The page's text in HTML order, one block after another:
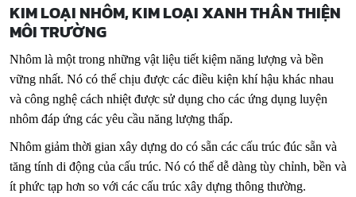
KIM LOẠI NHÔM, KIM LOẠI XANH THÂN THIỆN
MÔI TRƯỜNG
Nhôm là một trong những vật liệu tiết kiệm năng lượng và bền
vững nhất. Nó có thể chịu được các điều kiện khí hậu khác nhau
và công nghệ cách nhiệt được sử dụng cho các ứng dụng luyện
nhôm đáp ứng các yêu cầu năng lượng thấp.
Nhôm giảm thời gian xây dựng do có sẵn các cấu trúc đúc sẵn và
tăng tính di động của cấu trúc. Nó có thể dễ dàng tùy chỉnh, bền và
ít phức tạp hơn so với các cấu trúc xây dựng thông thường.